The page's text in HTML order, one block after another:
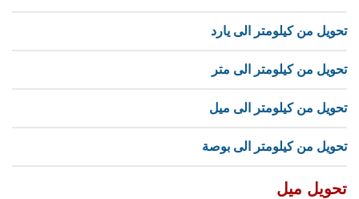
تحويل من كيلومتر الى يارد
تحويل من كيلومتر الى متر
تحويل من كيلومتر الى ميل
تحويل من كيلومتر الى بوصة
تحويل ميل